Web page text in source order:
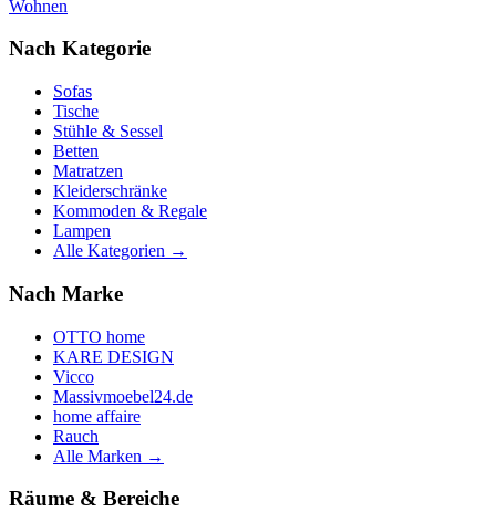
Wohnen
Nach Kategorie
Sofas
Tische
Stühle & Sessel
Betten
Matratzen
Kleiderschränke
Kommoden & Regale
Lampen
Alle Kategorien →
Nach Marke
OTTO home
KARE DESIGN
Vicco
Massivmoebel24.de
home affaire
Rauch
Alle Marken →
Räume & Bereiche